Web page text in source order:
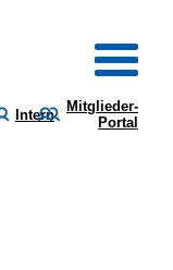
Intern
Mitglieder-
Portal